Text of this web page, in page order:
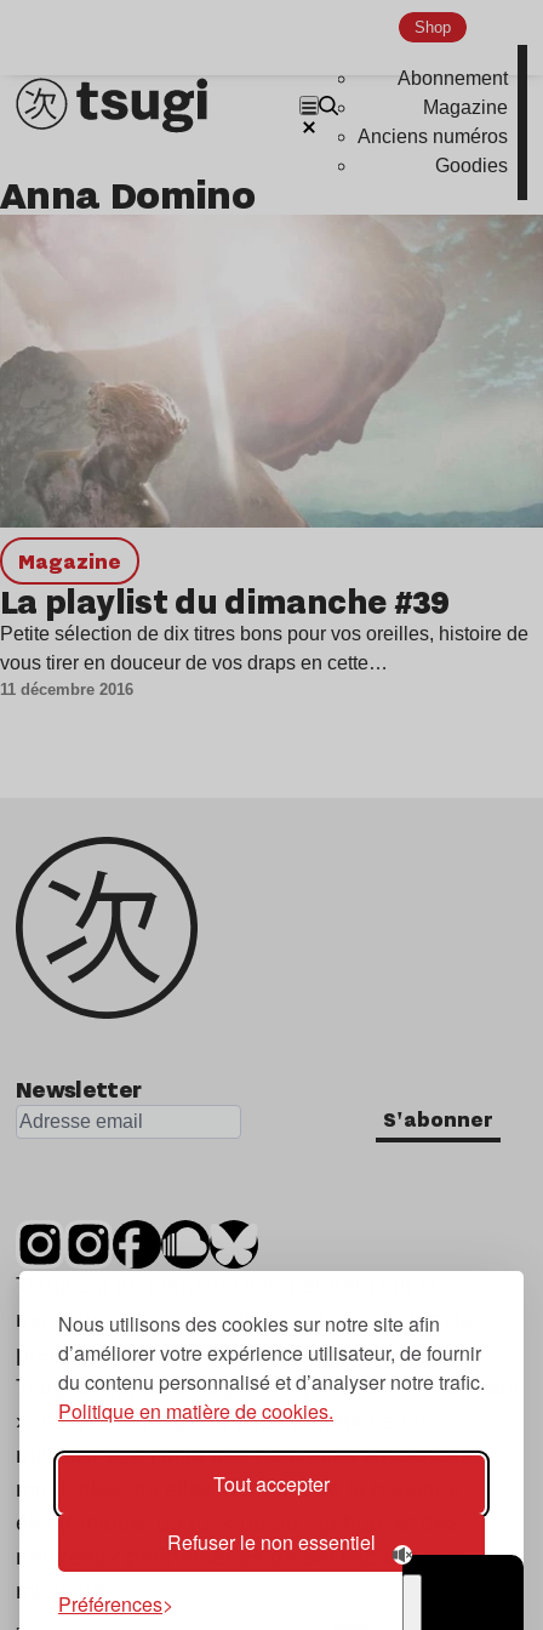
Nous utilisons des cookies sur notre site afin
d’améliorer votre expérience utilisateur, de fournir
du contenu personnalisé et d’analyser notre trafic.
Politique en matière de cookies.
Tout accepter
Refuser le non essentiel
Préférences
Shop
Abonnement
Magazine
Anciens numéros
Goodies
Nu Jazz
Indie
Anna Domino
magazine
La playlist du dimanche #39
Petite sélection de dix titres bons pour vos oreilles, histoire de
vous tirer en douceur de vos draps en cette…
11 décembre 2016
Newsletter
S'abonner
Tsugi est un mensuel indépendant sur la
musique et les nouvelles tendances, dont la
première parution date de 2007.
Tsugi en japonais signifie « prochain », « suivant
», ce qui correspond à la thématique du
magazine, à l’affût des nouvelles tendances
musicales, qu’elles viennent de la musique
électronique, du rock ou du hip hop, et des
nouveaux phénomènes de société liés à la
musique.